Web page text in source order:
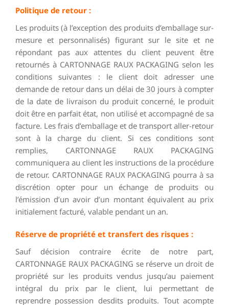
Politique de retour :
Les produits (à l’exception des produits d’emballage sur-
mesure et personnalisés) figurant sur le site et ne
répondant pas aux attentes du client peuvent être
retournés à CARTONNAGE RAUX PACKAGING selon les
conditions suivantes : le client doit adresser une
demande de retour dans un délai de 30 jours à compter
de la date de livraison du produit concerné, le produit
doit être en parfait état, non utilisé et accompagné de sa
facture. Les frais d’emballage et de transport aller-retour
sont à la charge du client. Si ces conditions sont
remplies, CARTONNAGE RAUX PACKAGING
communiquera au client les instructions de la procédure
de retour. CARTONNAGE RAUX PACKAGING pourra à sa
discrétion opter pour un échange de produits ou
l’émission d’un avoir d’un montant équivalent au prix
initialement facturé, valable pendant un an.
Réserve de propriété et transfert des risques :
Sauf décision contraire écrite de notre part,
CARTONNAGE RAUX PACKAGING se réserve un droit de
propriété sur les produits vendus jusqu’au paiement
intégral du prix par le client, lui permettant de
reprendre possession desdits produits. Tout acompte